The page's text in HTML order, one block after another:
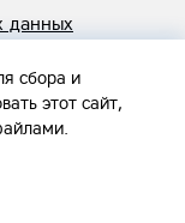
данных
сбора и
этот сайт,